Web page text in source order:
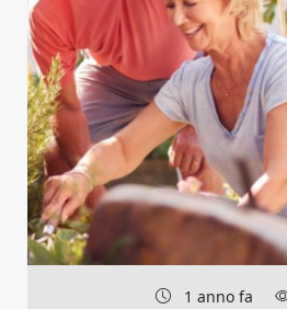
1 anno fa